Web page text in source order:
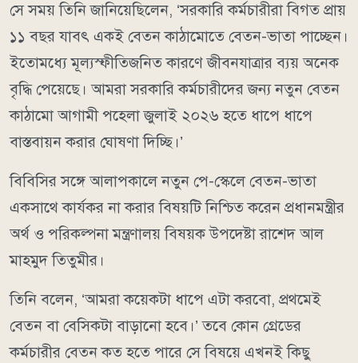
সে সময় তিনি জানিয়েছিলেন, ‘সরকারি কর্মচারীরা বিগত প্রায়
১১ বছর যাবৎ একই বেতন কাঠামোতে বেতন-ভাতা পাচ্ছেন।
ইতোমধ্যে মূল্যস্ফীতিজনিত কারণে জীবনযাত্রার ব্যয় অনেক
বৃদ্ধি পেয়েছে। আমরা সরকারি কর্মচারীদের জন্য নতুন বেতন
কাঠামো আগামী পহেলা জুলাই ২০২৬ হতে ধাপে ধাপে
বাস্তবায়ন করার ঘোষণা দিচ্ছি।’
বিবিসির সঙ্গে আলাপকালে নতুন পে-স্কেলে বেতন-ভাতা
একসাথে কার্যকর না করার বিষয়টি নিশ্চিত করেন প্রধানমন্ত্রীর
অর্থ ও পরিকল্পনা মন্ত্রণালয় বিষয়ক উপদেষ্টা রাশেদ আল
মাহমুদ তিতুমীর।
তিনি বলেন, ‘আমরা কয়েকটা ধাপে এটা করবো, প্রথমেই
বেতন বা বেসিকটা বাড়ানো হবে।’ তবে কোন গ্রেডের
কর্মচারীর বেতন কত হতে পারে সে বিষয়ে এখনই কিছু